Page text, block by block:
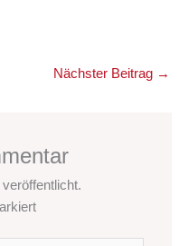
Nächster Beitrag →